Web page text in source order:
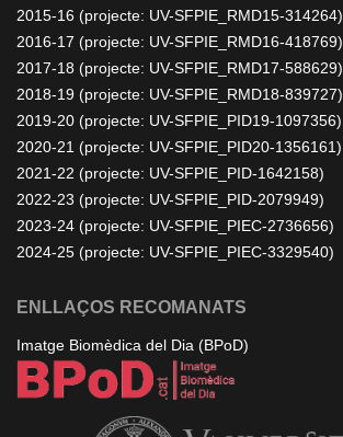
2015-16 (projecte: UV-SFPIE_RMD15-314264)
2016-17 (projecte: UV-SFPIE_RMD16-418769)
2017-18 (projecte: UV-SFPIE_RMD17-588629)
2018-19 (projecte: UV-SFPIE_RMD18-839727)
2019-20 (projecte: UV-SFPIE_PID19-1097356)
2020-21 (projecte: UV-SFPIE_PID20-1356161)
2021-22 (projecte: UV-SFPIE_PID-1642158)
2022-23 (projecte: UV-SFPIE_PID-2079949)
2023-24 (projecte: UV-SFPIE_PIEC-2736656)
2024-25 (projecte: UV-SFPIE_PIEC-3329540)
ENLLAÇOS RECOMANATS
Imatge Biomèdica del Dia (BPoD)